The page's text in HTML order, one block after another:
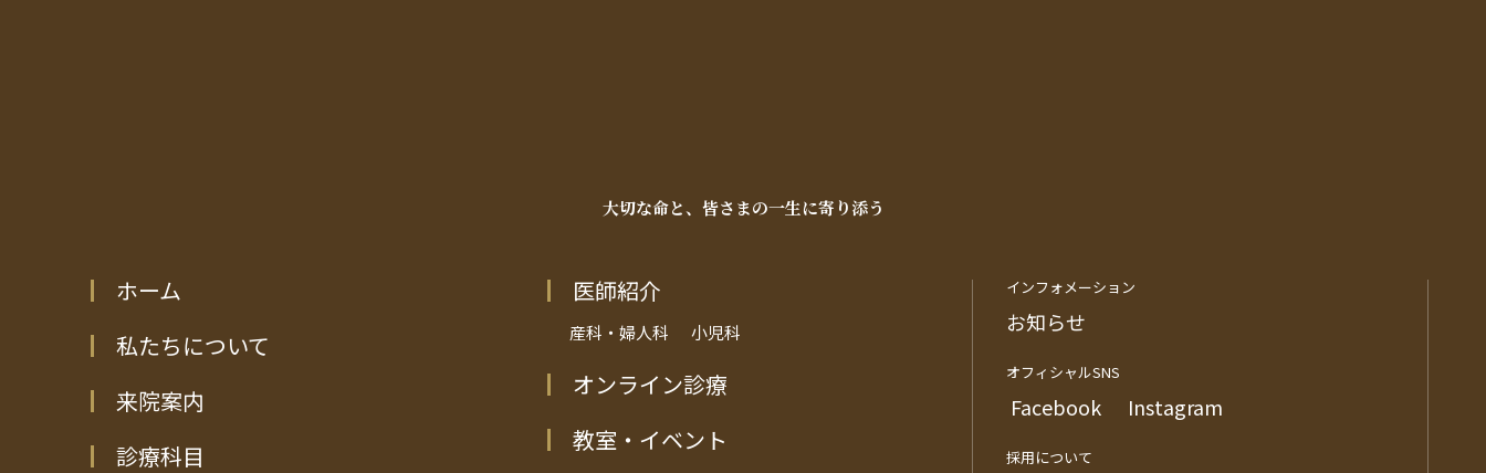
教室・イベント
大切な命と、皆さまの一生に寄り添う
ホーム
私たちについて
来院案内
診療科目
医師紹介
産科・婦人科 小児科
オンライン診療
教室・イベント
インフォメーション
お知らせ
オフィシャルSNS
Facebook Instagram
採用について